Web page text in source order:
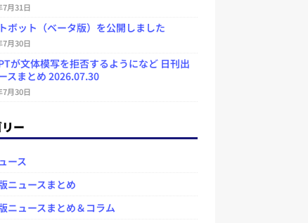
7月31日
ボット（ベータ版）を公開しました
7月30日
が文体模写を拒否するようになど 日刊出
スまとめ 2026.07.30
7月30日
ー
ース
ニュースまとめ
ニュースまとめ＆コラム